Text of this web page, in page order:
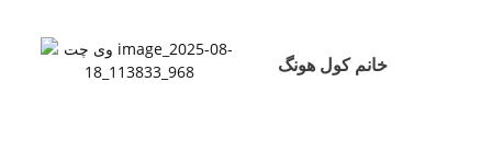
خانم کول هونگ